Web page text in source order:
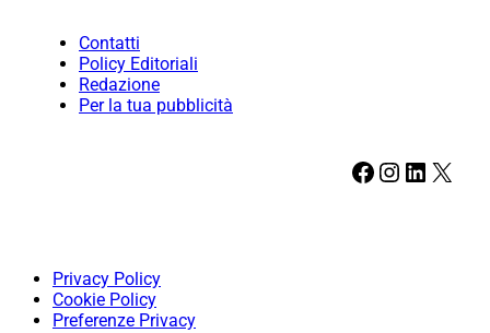
Contatti
Policy Editoriali
Redazione
Per la tua pubblicità
Facebook Instagram LinkedIn X
Privacy Policy
Cookie Policy
Preferenze Privacy